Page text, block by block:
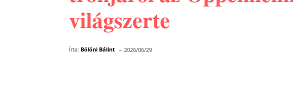
világszerte
Írta: Bölöni Bálint - 2026/06/29